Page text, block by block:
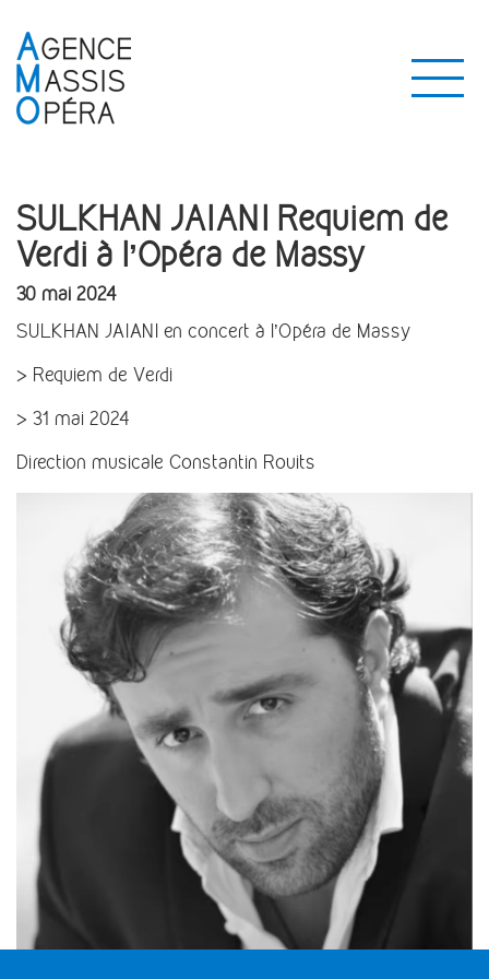
SULKHAN JAIANI Requiem de
Verdi à l’Opéra de Massy
30 mai 2024
SULKHAN JAIANI en concert à l’Opéra de Massy
> Requiem de Verdi
> 31 mai 2024
Direction musicale Constantin Rouits